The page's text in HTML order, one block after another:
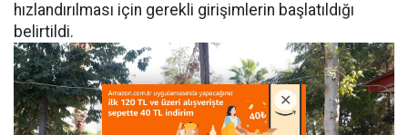
hızlandırılması için gerekli girişimlerin başlatıldığı
belirtildi.